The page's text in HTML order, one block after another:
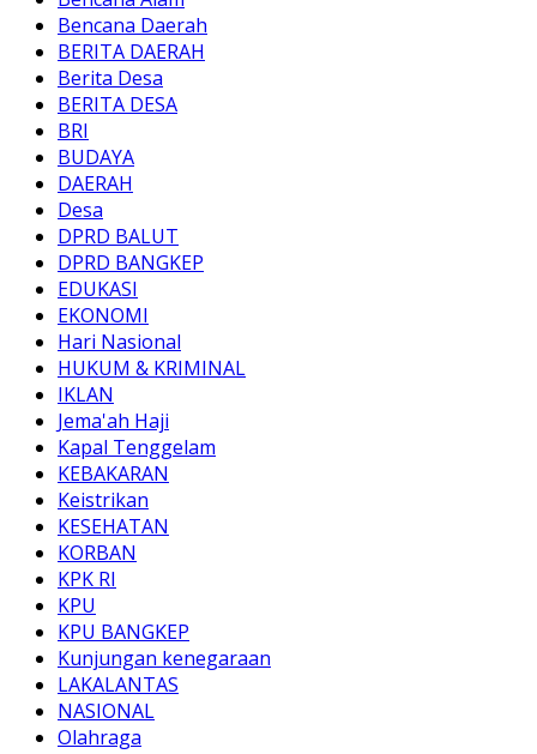
Bencana Daerah
BERITA DAERAH
Berita Desa
BERITA DESA
BRI
BUDAYA
DAERAH
Desa
DPRD BALUT
DPRD BANGKEP
EDUKASI
EKONOMI
Hari Nasional
HUKUM & KRIMINAL
IKLAN
Jema'ah Haji
Kapal Tenggelam
KEBAKARAN
Keistrikan
KESEHATAN
KORBAN
KPK RI
KPU
KPU BANGKEP
Kunjungan kenegaraan
LAKALANTAS
NASIONAL
Olahraga